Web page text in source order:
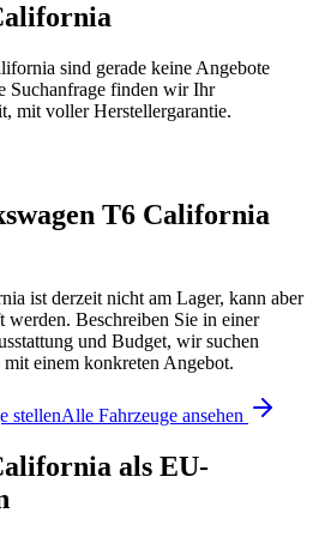
sind gerade keine Angebote
Suchanfrage finden wir Ihr
mit voller Herstellergarantie.
T6 California
ist derzeit nicht am Lager, kann aber
Beschreiben Sie in einer
und Budget, wir suchen
einem konkreten Angebot.
stellenAlle Fahrzeuge ansehen
als EU-